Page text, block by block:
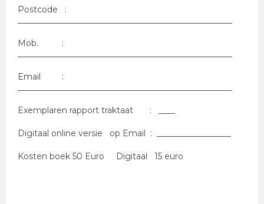
Postcode :
Mob. :
Email :
Exemplaren rapport traktaat : ____
Digitaal online versie op Email : __________________
Kosten boek 50 Euro Digitaal 15 euro